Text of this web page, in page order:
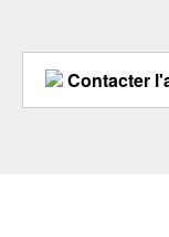
Contacter